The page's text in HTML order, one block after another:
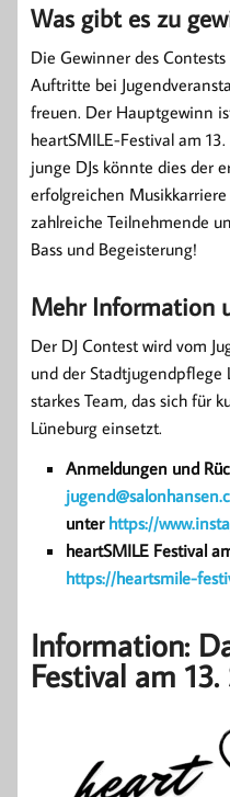
Was gibt es zu
Die Gewinner des
Auftritte bei
freuen. Der Hauptgewinn
heartSMILE-Festival am
junge DJs könnte dies der
erfolgreichen
zahlreiche Teilnehmende
Bass und Begeisterung!
Mehr Information
Der DJ Contest wird vom
und der
starkes Team, das sich für
Lüneburg einsetzt.
Anmeldungen und
unter https://
heartSMILE Festival
https://heartsmile-
Information:
Festival am